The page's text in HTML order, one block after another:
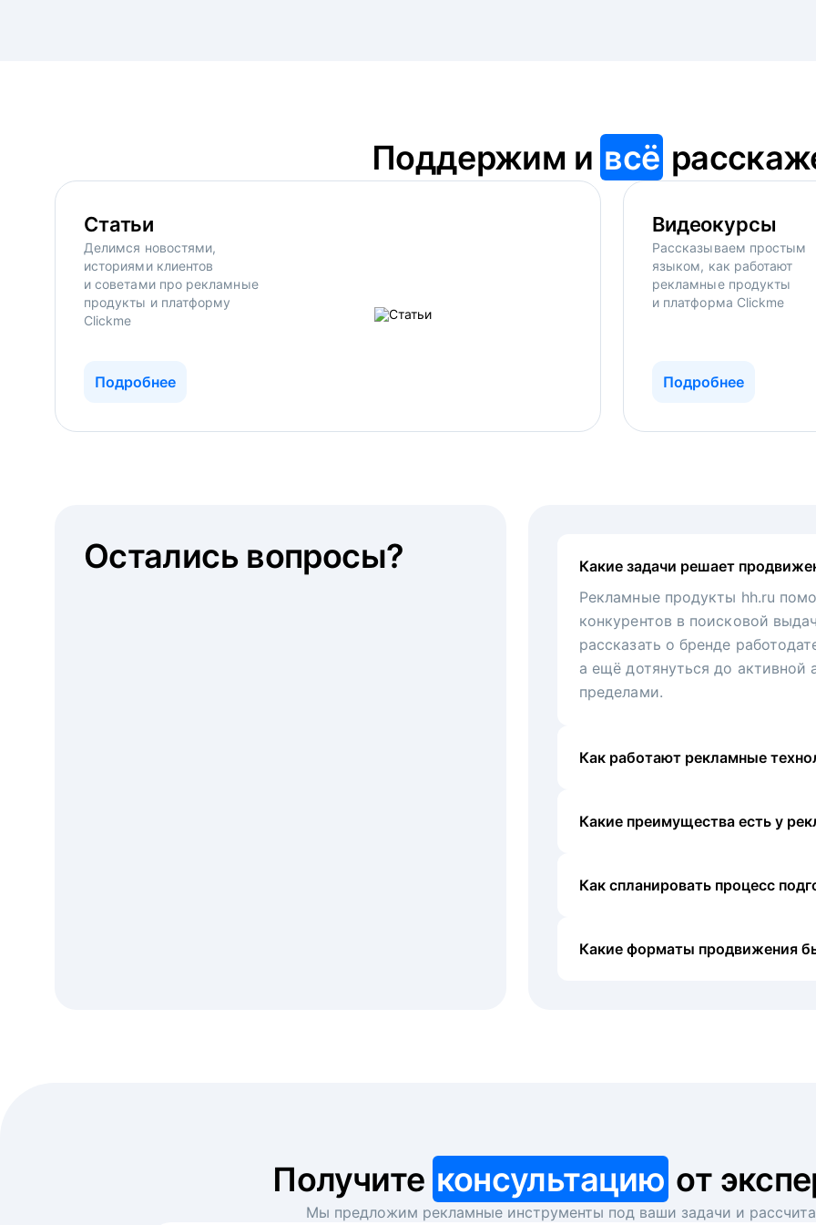
Поддержим и всё
Статьи
Делимся новостями,
историями клиентов
и советами про рекламные
продукты и платформу
Clickme
Подробнее
Видеокурсы
Рассказываем простым
языком, как работают
рекламные продукты
и платформа Clickme
Подробнее
Какие задачи решает
Рекламные продукты hh.ru
конкурентов в поисковой
рассказать о бренде
а ещё дотянуться до активной
пределами.
Как работают рекламные
Какие преимущества есть у
Как спланировать процесс
Какие форматы продвижения
Остались вопросы?
Получите консультацию от
Мы предложим рекламные инструменты под ваши задачи и